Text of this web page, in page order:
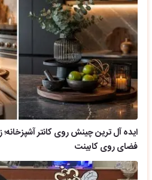
ایده آل ترین چینش روی کانتر
فضای روی کابینت